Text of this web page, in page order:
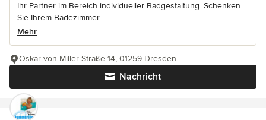
Ihr Partner im Bereich individueller Badgestaltung. Schenken
Sie Ihrem Badezimmer...
Mehr
Nachricht
Oskar-von-Miller-Straße 14, 01259 Dresden